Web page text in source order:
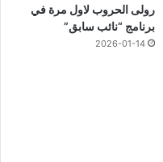
رولى الحروب لاول مرة في
برنامج “نائب سابق”
2026-01-14